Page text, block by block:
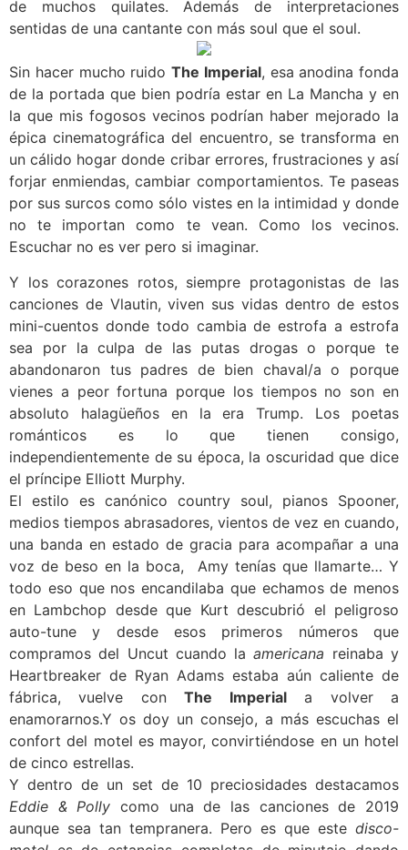
de muchos quilates. Además de interpretaciones
sentidas de una cantante con más soul que el soul.
Sin hacer mucho ruido The Imperial, esa anodina fonda
de la portada que bien podría estar en La Mancha y en
la que mis fogosos vecinos podrían haber mejorado la
épica cinematográfica del encuentro, se transforma en
un cálido hogar donde cribar errores, frustraciones y así
forjar enmiendas, cambiar comportamientos. Te paseas
por sus surcos como sólo vistes en la intimidad y donde
no te importan como te vean. Como los vecinos.
Escuchar no es ver pero si imaginar.
Y los corazones rotos, siempre protagonistas de las
canciones de Vlautin, viven sus vidas dentro de estos
mini-cuentos donde todo cambia de estrofa a estrofa
sea por la culpa de las putas drogas o porque te
abandonaron tus padres de bien chaval/a o porque
vienes a peor fortuna porque los tiempos no son en
absoluto halagüeños en la era Trump. Los poetas
románticos es lo que tienen consigo,
independientemente de su época, la oscuridad que dice
el príncipe Elliott Murphy.
El estilo es canónico country soul, pianos Spooner,
medios tiempos abrasadores, vientos de vez en cuando,
una banda en estado de gracia para acompañar a una
voz de beso en la boca, Amy tenías que llamarte… Y
todo eso que nos encandilaba que echamos de menos
en Lambchop desde que Kurt descubrió el peligroso
auto-tune y desde esos primeros números que
compramos del Uncut cuando laamericana reinaba y
Heartbreaker de Ryan Adams estaba aún caliente de
fábrica, vuelve conThe Imperiala volver a
enamorarnos.Y os doy un consejo, a más escuchas el
confort del motel es mayor, convirtiéndose en un hotel
de cinco estrellas.
Y dentro de un set de 10 preciosidades destacamos
Eddie & Polly como una de las canciones de 2019
aunque sea tan tempranera. Pero es que este disco-